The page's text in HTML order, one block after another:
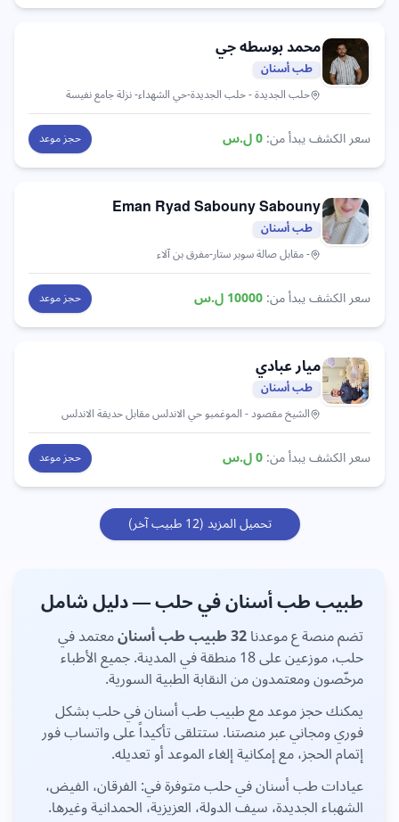
محمدبوسطه جي
طب أسنان
حلب الجديدة- حلب الجديدة-حي الشهداء- نزلة جامع نفيسة
سعر الكشف يبدأ من:0ل.س حجز موعد
Eman Ryad SabounySabouny
طب أسنان
- مقابل صالة سوبر ستار-مفرق بن آلاء
سعر الكشف يبدأ من:10000ل.س حجز موعد
ميارعبادي
طب أسنان
الشيخ مقصود- الموغمبو حي الاندلس مقابل حديقة الاندلس
سعر الكشف يبدأ من:0ل.س حجز موعد
تحميل المزيد (12طبيب آخر)
طبيبطب أسنانفيحلب— دليل شامل
تضم منصة ع موعدنا32طبيبطب أسنانمعتمد في
حلب، موزعين على18 منطقة في المدينة. جميع الأطباء
مرخّصون ومعتمدون من النقابة الطبية السورية.
يمكنك حجز موعد مع طبيبطب أسنانفيحلببشكل
فوري ومجاني عبر منصتنا. ستتلقى تأكيداً على واتساب فور
إتمام الحجز، مع إمكانية إلغاء الموعد أو تعديله.
عياداتطب أسنانفيحلبمتوفرة في:الفرقان، الفيض،
الشهباء الجديدة، سيف الدولة، العزيزية، الحمدانيةوغيرها.